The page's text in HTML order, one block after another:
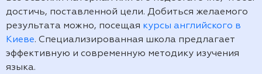
достичь, поставленной цели. Добиться желаемого
результата можно, посещая курсы английского в
Киеве. Специализированная школа предлагает
эффективную и современную методику изучения
языка.